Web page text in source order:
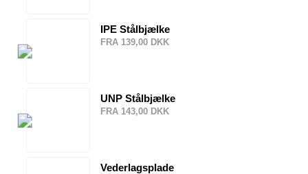
IPE Stålbjælke
FRA 139,00 DKK
UNP Stålbjælke
FRA 143,00 DKK
Vederlagsplade